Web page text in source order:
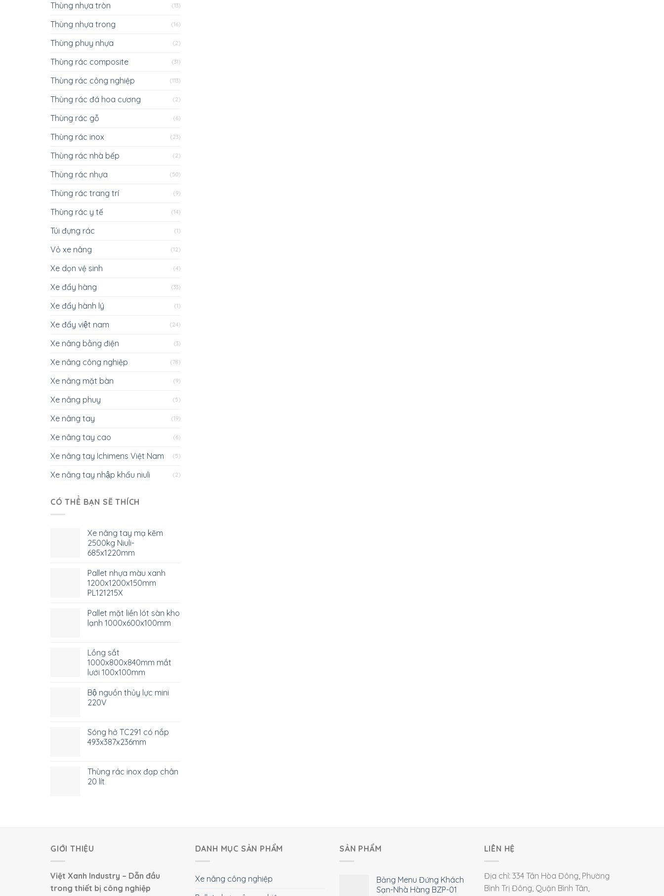
Thùng nhựa tròn (13)
Thùng nhựa trong (16)
Thùng phuy nhựa (2)
Thùng rác composite (31)
Thùng rác công nghiệp (113)
Thùng rác đá hoa cương (2)
Thùng rác gỗ (6)
Thùng rác inox (23)
Thùng rác nhà bếp (2)
Thùng rác nhựa (50)
Thùng rác trang trí (9)
Thùng rác y tế (14)
Túi đựng rác (1)
Vỏ xe nâng (12)
Xe dọn vệ sinh (4)
Xe đẩy hàng (33)
Xe đẩy hành lý (1)
Xe đẩy việt nam (24)
Xe nâng bằng điện (3)
Xe nâng công nghiệp (78)
Xe nâng mặt bàn (9)
Xe nâng phuy (5)
Xe nâng tay (19)
Xe nâng tay cao (6)
Xe nâng tay Ichimens Việt Nam (5)
Xe nâng tay nhập khẩu niuli (2)
CÓ THỂ BẠN SẼ THÍCH
Xe nâng tay mạ kẽm
2500kg Niuli-
685x1220mm
Pallet nhựa màu xanh
1200x1200x150mm
PL121215X
Pallet mặt liền lót sàn kho
lạnh 1000x600x100mm
Lồng sắt
1000x800x840mm mắt
lưới 100x100mm
Bộ nguồn thủy lực mini
220V
Sóng hở TC291 có nắp
493x387x236mm
Thùng rác inox đạp chân
20 lít
GIỚI THIỆU
Việt Xanh Industry – Dẫn đầu
trong thiết bị công nghiệp
DANH MỤC SẢN PHẨM
Xe nâng công nghiệp
SẢN PHẨM
Bảng Menu Đứng Khách
Sạn-Nhà Hàng BZP-01
LIÊN HỆ
Địa chỉ: 334 Tân Hòa Đông, Phường
Bình Trị Đông, Quận Bình Tân,